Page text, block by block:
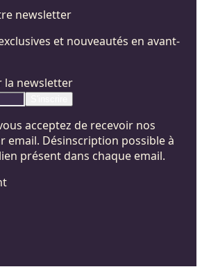
newsletter
et nouveautés en avant-
la newsletter
acceptez de recevoir nos
email. Désinscription possible à
présent dans chaque email.